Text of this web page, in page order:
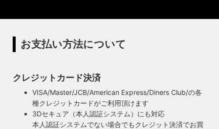
ています。ハンドメイドによる小規模生産により、他にはな
います。
◆もっと詳しく見る
縁体）が使われていることです。エジソンが電球を発明した
お愛され続けるソケットを使用しています。
お支払い方法について
クレジットカード決済
VISA/Master/JCB/American Express/Diners Club/の各
種クレジットカードがご利用頂けます
3Dセキュア（本人認証システム）にも対応
本人認証システムでない場合でもクレジット決済でお買